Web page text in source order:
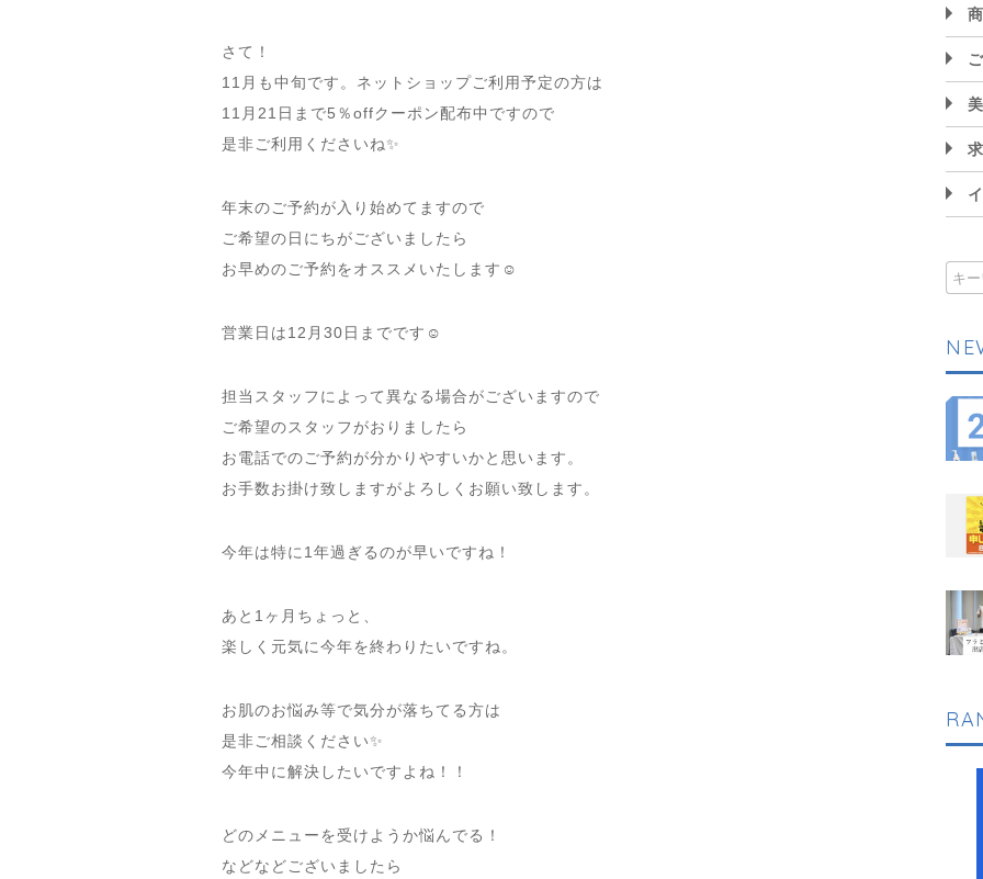
さて！
11月も中旬です。ネットショップご利用予定の方は
11月21日まで5％offクーポン配布中ですので
是非ご利用くださいね✨
年末のご予約が入り始めてますので
ご希望の日にちがございましたら
お早めのご予約をオススメいたします☺️
営業日は12月30日までです☺️
担当スタッフによって異なる場合がございますので
ご希望のスタッフがおりましたら
お電話でのご予約が分かりやすいかと思います。
お手数お掛け致しますがよろしくお願い致します。
今年は特に1年過ぎるのが早いですね！
あと1ヶ月ちょっと、
楽しく元気に今年を終わりたいですね。
お肌のお悩み等で気分が落ちてる方は
是非ご相談ください✨
今年中に解決したいですよね！！
どのメニューを受けようか悩んでる！
などなどございましたら